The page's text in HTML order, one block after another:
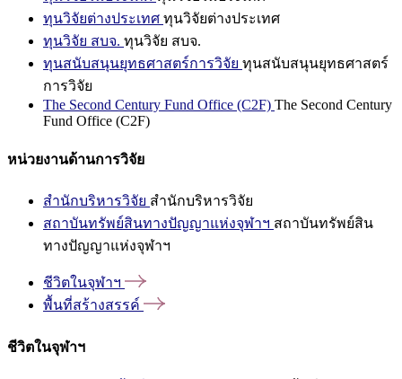
ทุนวิจัยต่างประเทศ ทุนวิจัยต่างประเทศ
ทุนวิจัย สบจ. ทุนวิจัย สบจ.
ทุนสนับสนุนยุทธศาสตร์การวิจัย ทุนสนับสนุนยุทธศาสตร์
การวิจัย
The Second Century Fund Office (C2F) The Second Century
Fund Office (C2F)
หน่วยงานด้านการวิจัย
สำนักบริหารวิจัย สำนักบริหารวิจัย
สถาบันทรัพย์สินทางปัญญาแห่งจุฬาฯ สถาบันทรัพย์สิน
ทางปัญญาแห่งจุฬาฯ
ชีวิตในจุฬาฯ
พื้นที่สร้างสรรค์
ชีวิตในจุฬาฯ